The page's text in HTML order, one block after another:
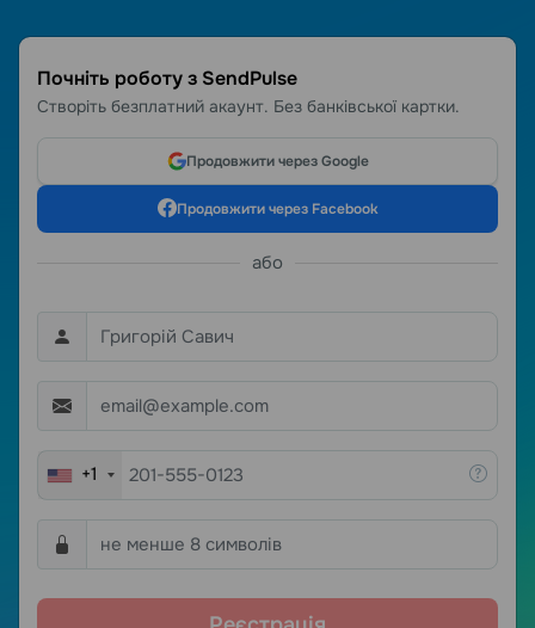
Почніть роботу з SendPulse
Створіть безплатний акаунт. Без банківської картки.
Продовжити через Google
Продовжити через Facebook
або
+1